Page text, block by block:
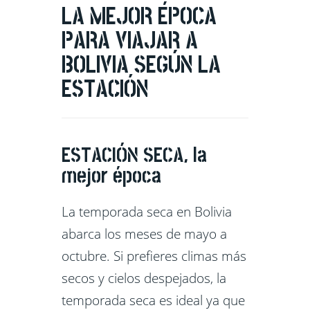
LA MEJOR ÉPOCA
PARA VIAJAR A
BOLIVIA SEGÚN LA
ESTACIÓN
ESTACIÓN SECA, la
mejor época
La temporada seca en Bolivia
abarca los meses de mayo a
octubre. Si prefieres climas más
secos y cielos despejados, la
temporada seca es ideal ya que